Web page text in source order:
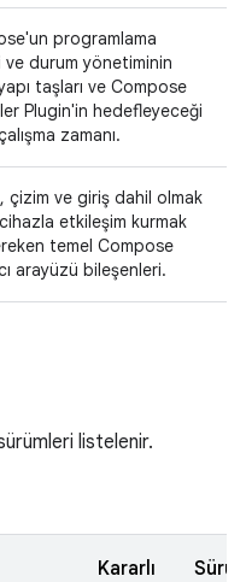
programlama
ve durum yönetiminin
taşları ve Compose
Plugin'in hedefleyeceği
zamanı.
çizim ve giriş dahil olmak
etkileşim kurmak
temel Compose
arayüzü bileşenleri.
listelenir.
Kararlı